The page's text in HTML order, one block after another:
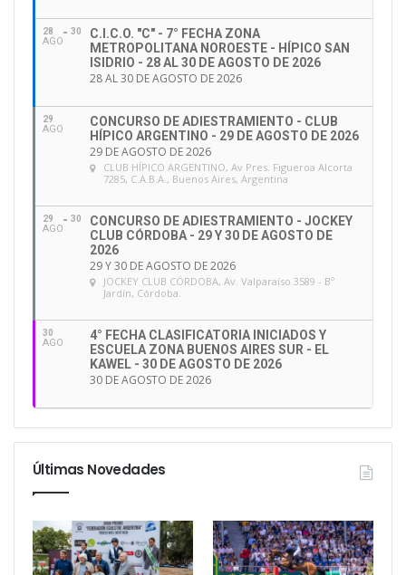
28
AGO
30
C.I.C.O. "C" - 7° FECHA ZONA
METROPOLITANA NOROESTE - HÍPICO SAN
ISIDRIO - 28 AL 30 DE AGOSTO DE 2026
28 AL 30 DE AGOSTO DE 2026
29
AGO
CONCURSO DE ADIESTRAMIENTO - CLUB
HÍPICO ARGENTINO - 29 DE AGOSTO DE 2026
29 DE AGOSTO DE 2026
CLUB HÍPICO ARGENTINO, Av Pres. Figueroa Alcorta
7285, C.A.B.A., Buenos Aires, Argentina
29
AGO
30
CONCURSO DE ADIESTRAMIENTO - JOCKEY
CLUB CÓRDOBA - 29 Y 30 DE AGOSTO DE
2026
29 Y 30 DE AGOSTO DE 2026
JOCKEY CLUB CÓRDOBA, Av. Valparaíso 3589 - Bº
Jardín, Córdoba.
30
AGO
4° FECHA CLASIFICATORIA INICIADOS Y
ESCUELA ZONA BUENOS AIRES SUR - EL
KAWEL - 30 DE AGOSTO DE 2026
30 DE AGOSTO DE 2026
Últimas Novedades